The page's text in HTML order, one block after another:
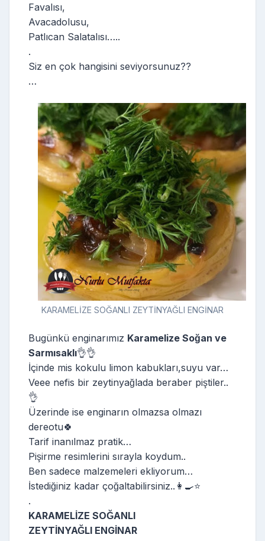
Favalısı,
Avacadolusu,
Patlıcan Salatalısı…..
.
Siz en çok hangisini seviyorsunuz??
…
KARAMELİZE SOĞANLI ZEYTİNYAĞLI ENGİNAR
Bugünkü enginarımız Karamelize Soğan ve
Sarmısaklı👌👌
İçinde mis kokulu limon kabukları,suyu var…
Veee nefis bir zeytinyağlada beraber piştiler..
👌
Üzerinde ise enginarın olmazsa olmazı
dereotu🍀
Tarif inanılmaz pratik…
Pişirme resimlerini sırayla koydum..
Ben sadece malzemeleri ekliyorum…
İstediğiniz kadar çoğaltabilirsiniz..👩‍🍳⭐️
.
KARAMELİZE SOĞANLI
ZEYTİNYAĞLI ENGİNAR